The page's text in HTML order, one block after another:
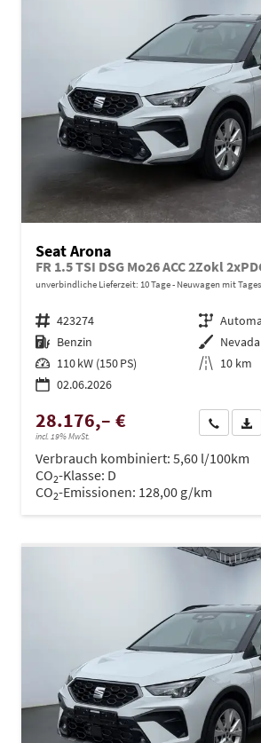
Seat Arona
unverbindliche Lieferzeit: 10 Tage Neuwagen mit
Fahrzeugnr. 423274 Getriebe
Kraftstoff Benzin Außenfarbe
Leistung 110 kW (150 PS) Kilometerstand 10 km
02.06.2026
28.176,– €
incl. 19% MwSt.
Wir
Verbrauch kombiniert: 5,60 l/100km
CO2-Klasse: D
CO2-Emissionen: 128,00 g/km